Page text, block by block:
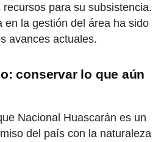
para su subsistencia.
en la gestión del área ha sido
avances actuales.
conservar lo que aún
Nacional Huascarán es un
del país con la naturaleza